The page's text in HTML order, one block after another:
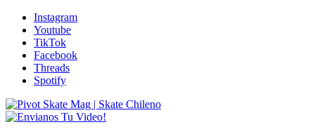
Instagram
Youtube
TikTok
Facebook
Threads
Spotify